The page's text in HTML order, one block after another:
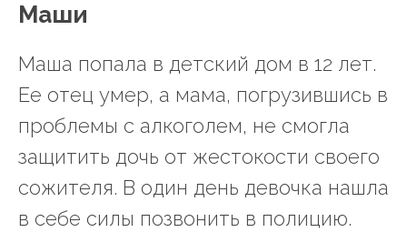
Маши
Маша попала в детский дом в 12 лет.
Ее отец умер, а мама, погрузившись в
проблемы с алкоголем, не смогла
защитить дочь от жестокости своего
сожителя. В один день девочка нашла
в себе силы позвонить в полицию.